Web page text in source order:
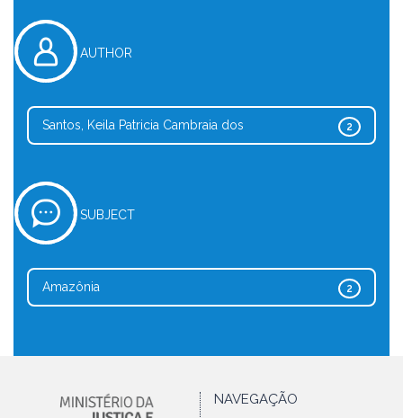
AUTHOR
2
Santos, Keila Patricia Cambraia dos
SUBJECT
2
Amazônia
NAVEGAÇÃO